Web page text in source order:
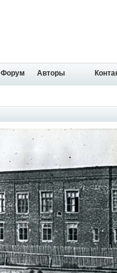
Форум Авторы